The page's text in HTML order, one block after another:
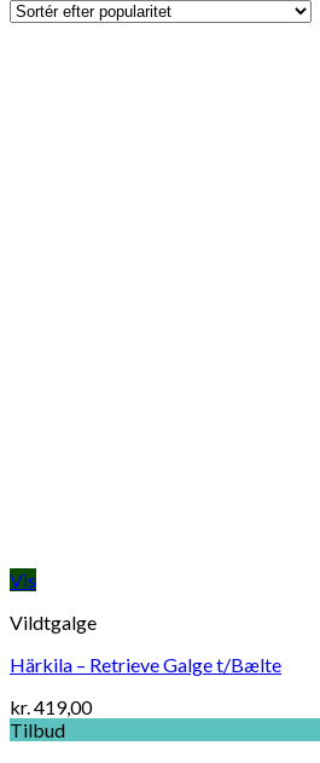
Vis
Vildtgalge
Härkila – Retrieve Galge t/Bælte
kr.419,00
Tilbud